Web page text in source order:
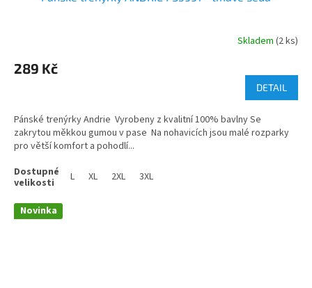
Skladem (2 ks)
289 Kč
DETAIL
Pánské trenýrky Andrie Vyrobeny z kvalitní 100% bavlny Se
zakrytou měkkou gumou v pase Na nohavicích jsou malé rozparky
pro větší komfort a pohodlí...
L XL 2XL 3XL
Novinka